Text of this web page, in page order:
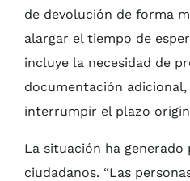
de devolución de forma
alargar el tiempo de
incluye la necesidad de
documentación
interrumpir el plazo
La situación ha
ciudadanos. “Las